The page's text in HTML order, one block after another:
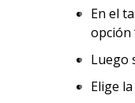
En el
opción
Luego
Elige la